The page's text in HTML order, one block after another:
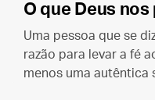
O que Deus
Uma pessoa que se
razão para levar a fé
menos uma autêntica